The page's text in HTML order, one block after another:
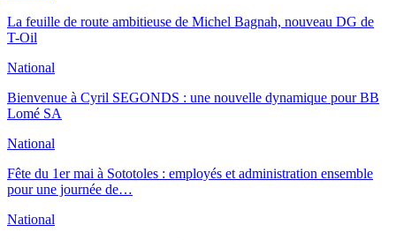
La feuille de route ambitieuse de Michel Bagnah, nouveau DG de
T-Oil
National
Bienvenue à Cyril SEGONDS : une nouvelle dynamique pour BB
Lomé SA
National
Fête du 1er mai à Sototoles : employés et administration ensemble
pour une journée de…
National